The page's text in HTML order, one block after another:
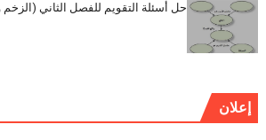
حل أسئلة التقويم للفصل الثاني
إعلان